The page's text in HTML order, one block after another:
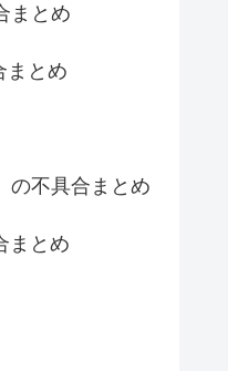
まとめ
まとめ
の不具合まとめ
まとめ